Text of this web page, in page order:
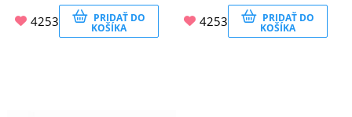
4253 PRIDAŤ DO
KOŠÍKA 4253 PRIDAŤ DO
KOŠÍKA